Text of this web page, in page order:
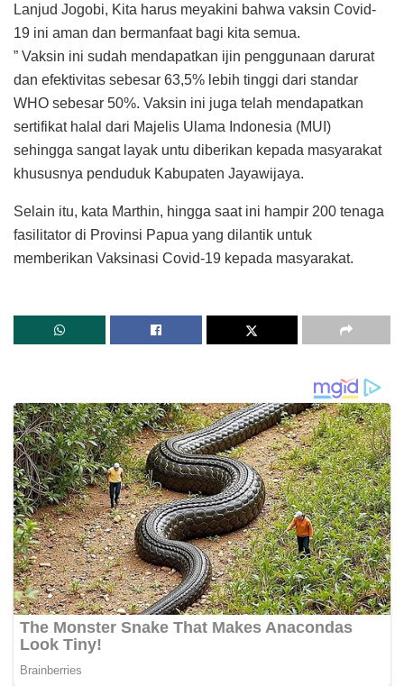
Lanjud Jogobi, Kita harus meyakini bahwa vaksin Covid-
19 ini aman dan bermanfaat bagi kita semua.
” Vaksin ini sudah mendapatkan ijin penggunaan darurat
dan efektivitas sebesar 63,5% lebih tinggi dari standar
WHO sebesar 50%. Vaksin ini juga telah mendapatkan
sertifikat halal dari Majelis Ulama Indonesia (MUI)
sehingga sangat layak untu diberikan kepada masyarakat
khususnya penduduk Kabupaten Jayawijaya.
Selain itu, kata Marthin, hingga saat ini hampir 200 tenaga
fasilitator di Provinsi Papua yang dilantik untuk
memberikan Vaksinasi Covid-19 kepada masyarakat.